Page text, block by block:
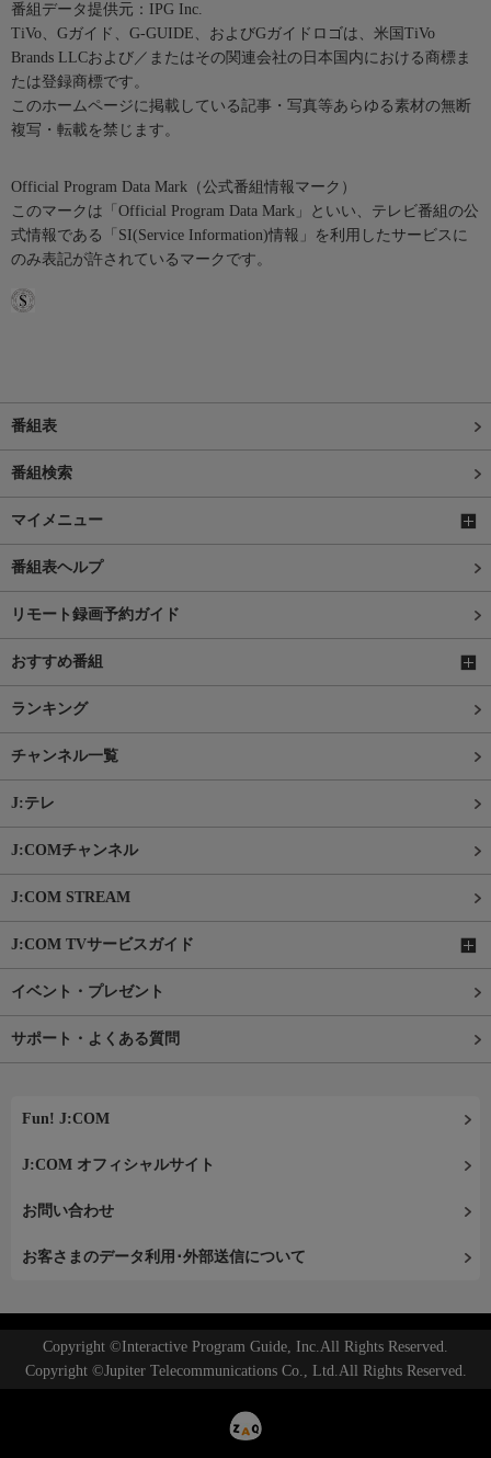
番組データ提供元：IPG Inc.
TiVo、Gガイド、G-GUIDE、およびGガイドロゴは、米国TiVo
Brands LLCおよび／またはその関連会社の日本国内における商標ま
たは登録商標です。
このホームページに掲載している記事・写真等あらゆる素材の無断
複写・転載を禁じます。
Official Program Data Mark（公式番組情報マーク）
このマークは「Official Program Data Mark」といい、テレビ番組の公
式情報である「SI(Service Information)情報」を利用したサービスに
のみ表記が許されているマークです。
番組表
番組検索
マイメニュー
番組表ヘルプ
リモート録画予約ガイド
おすすめ番組
ランキング
チャンネル一覧
J:テレ
J:COMチャンネル
J:COM STREAM
J:COM TVサービスガイド
イベント・プレゼント
サポート・よくある質問
Fun! J:COM
J:COM オフィシャルサイト
お問い合わせ
お客さまのデータ利用･外部送信について
Copyright ©Interactive Program Guide, Inc.All Rights Reserved.
Copyright ©Jupiter Telecommunications Co., Ltd.All Rights Reserved.